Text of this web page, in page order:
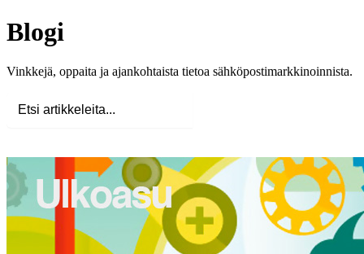
Blogi
Vinkkejä, oppaita ja ajankohtaista tietoa sähköpostimarkkinoinnista.